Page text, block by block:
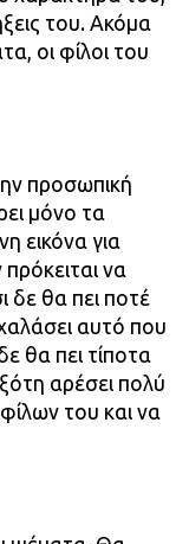
του. Ακόμα
οι φίλοι του
προσωπική
μόνο τα
εικόνα για
να
δε θα πει ποτέ
αυτό που
θα πει τίποτα
αρέσει πολύ
του και να